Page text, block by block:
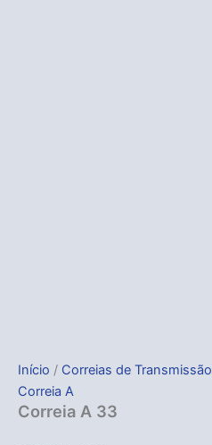
Início / Correias de Transmissão
Correia A
Correia A 33